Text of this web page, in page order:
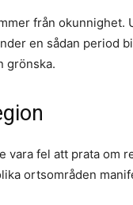
från okunnighet.
en sådan period
grönska.
fel att prata om
ortsområden